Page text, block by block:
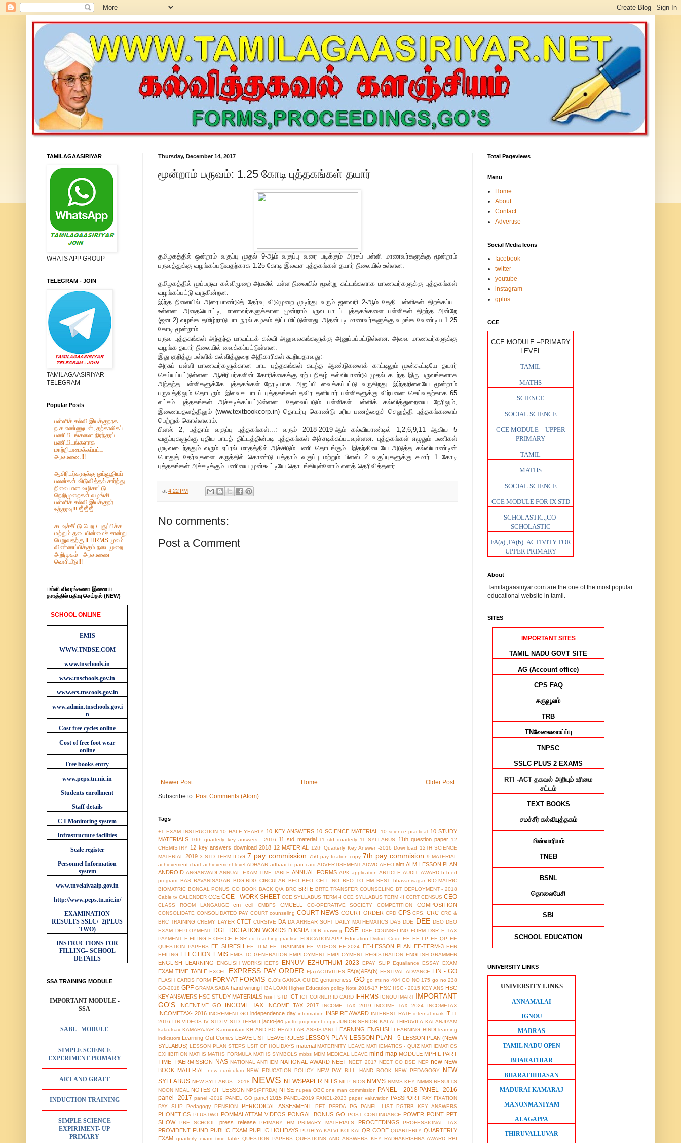
Thursday, December 14, 2017
மூன்றாம் பருவம்: 1.25 கோடி புத்தகங்கள் தயார்
தமிழகத்தில் ஒன்றாம் வகுப்பு முதல் 9-ஆம் வகுப்பு வரை படிக்கும் அரசுப் பள்ளி மாணவர்களுக்கு மூன்றாம்
பருவத்துக்கு வழங்கப்படுவதற்காக 1.25 கோடி இலவச புத்தகங்கள் தயார் நிலையில் உள்ளன.
தமிழகத்தில் முப்பருவ கல்விமுறை அமலில் உள்ள நிலையில் மூன்று கட்டங்களாக மாணவர்களுக்கு புத்தகங்கள்
வழங்கப்பட்டு வருகின்றன.
இந்த நிலையில் அரையாண்டுத் தேர்வு விடுமுறை முடிந்து வரும் ஜனவரி 2-ஆம் தேதி பள்ளிகள் திறக்கப்பட
உள்ளன. அதையொட்டி, மாணவர்களுக்கான மூன்றாம் பருவ பாடப் புத்தகங்களை பள்ளிகள் திறந்த அன்றே
(ஜன.2) வழங்க தமிழ்நாடு பாடநூல் கழகம் திட்டமிட்டுள்ளது. அதன்படி மாணவர்களுக்கு வழங்க வேண்டிய 1.25
கோடி மூன்றாம்
பருவ புத்தகங்கள் அந்தந்த மாவட்டக் கல்வி அலுவலகங்களுக்கு அனுப்பப்பட்டுள்ளன. அவை மாணவர்களுக்கு
வழங்க தயார் நிலையில் வைக்கப்பட்டுள்ளன.
இது குறித்து பள்ளிக் கல்வித்துறை அதிகாரிகள் கூறியதாவது:-
அரசுப் பள்ளி மாணவர்களுக்கான பாட புத்தகங்கள் கடந்த ஆண்டுகளைக் காட்டிலும் முன்கூட்டியே தயார்
செய்யப்பட்டுள்ளன. ஆசிரியர்களின் கோரிக்கைக்கு ஏற்ப நிகழ் கல்வியாண்டு முதல் கடந்த இரு பருவங்களாக
அந்தந்த பள்ளிகளுக்கே புத்தகங்கள் நேரடியாக அனுப்பி வைக்கப்பட்டு வருகிறது. இந்தநிலையே மூன்றாம்
பருவத்திலும் தொடரும். இலவச பாடப் புத்தகங்கள் தவிர தனியார் பள்ளிகளுக்கு விற்பனை செய்வதற்காக 65
லட்சம் புத்தகங்கள் அச்சடிக்கப்பட்டுள்ளன. தேவைப்படும் பள்ளிகள் பள்ளிக் கல்வித்துறையை நேரிலும்,
இணையதளத்திலும் (www.textbookcorp.in) தொடர்பு கொண்டு உரிய பணத்தைச் செலுத்தி புத்தகங்களைப்
பெற்றுக் கொள்ளலாம்.
பிளஸ் 2, பத்தாம் வகுப்பு புத்தகங்கள்...: வரும் 2018-2019-ஆம் கல்வியாண்டில் 1,2,6,9,11 ஆகிய 5
வகுப்புகளுக்கு புதிய பாடத் திட்டத்தின்படி புத்தகங்கள் அச்சடிக்கப்படவுள்ளன. புத்தகங்கள் எழுதும் பணிகள்
முடிவடைந்ததும் வரும் ஏப்ரல் மாதத்தில் அச்சிடும் பணி தொடங்கும். இதற்கிடையே அடுத்த கல்வியாண்டின்
பொதுத் தேர்வுகளை கருத்தில் கொண்டு பத்தாம் வகுப்பு மற்றும் பிளஸ் 2 வகுப்புகளுக்கு சுமார் 1 கோடி
புத்தகங்கள் அச்சடிக்கும் பணியை முன்கூட்டியே தொடங்கியுள்ளோம் எனத் தெரிவித்தனர்.
at 4:22 PM
No comments:
Post a Comment
Newer Post Older Post
Home
Subscribe to: Post Comments (Atom)
Tags
+1 EXAM INSTRUCTION 10 HALF YEARLY 10 KEY ANSWERS 10 SCIENCE MATERIAL 10 science practical 10 STUDY
MATERIALS 10th quarterly key answers - 2016 11 std material 11 std quarterly 11 SYLLABUS 11th question paper 12
CHEMISTRY 12 key answers download 2018 12 MATERIAL 12th Quarterly Key Answer -2016 Download
12TH SCIENCE
MATERIAL
2019 3 STD TERM II 5G 7 pay commission 750 pay fixation copy 7th pay commision 9 MATERIAL
achievement chart achievement level ADHAAR adhaar to pan card ADVERTISEMENT ADWD AEEO alm ALM LESSON PLAN
ANDROID ANGANWADI ANNUAL EXAM TIME TABLE ANNUAL FORMS APK application ARTICLE AUDIT AWARD b b.ed
program BAS BAVANISAGAR BDG-RDG CIRCULAR BEO BEO CELL NO BEO TO HM BEST bhavanisagar BIO-MATRIC
BIOMATRIC BONGAL PONUS GO BOOK BACK Q/A BRC BRTE BRTE TRANSFER COUNSELING BT DEPLOYMENT - 2018
Cable tv CALENDER CCE CCE - WORK SHEET CCE SYLLABUS TERM -I CCE SYLLABUS TERM -II CCRT CENSUS CEO
CLASS ROOM LANGAUGE cm cell CMBFS CMCELL CO-OPERATIVE SOCIETY COMPETITION COMPOSITION
CONSOLIDATE CONSOLIDATED PAY COURT counseling COURT NEWS COURT ORDER CPD CPS CPS. CRC CRC &
BRC TRAINING CREMY LAYER CTET CURSIVE DA DA ARREAR SOFT DAILY MATHEMATICS DAS DDE DEE DEO DEO
EXAM DEPLOYMENT DGE DICTATION WORDS DIKSHA DLR drawing DSE DSE COUNSELING FORM DSR E TAX
PAYMENT E-FILING E-OFFICE E-SR ed teaching practise EDUCATION APP Education District Code EE EE LP EE QP EE
QUESTION PAPERS
EE SURESH EE TLM EE TRAINING EE VIDEOS EE-2024 EE-LESSON PLAN EE-TERM-3 EER
EFILING
ELECTION EMIS EMIS TC GENERATION EMPLOYMENT EMPLOYMENT REGISTRATION ENGLISH GRAMMER
ENGLISH LEARNING ENGLISH WORKSHEETS ENNUM EZHUTHUM 2023 EPAY SLIP Equallance ESSAY EXAM
EXAM TIME TABLE EXCEL EXPRESS PAY ORDER F(a) ACTIVITIES FA(a)&FA(b) FESTIVAL ADVANCE FIN - GO
FLASH CARDS FORM FORMAT FORMS G.O's GANGA GUIDE genuineness GO go ms no 404 GO NO 175 go no 238
GO-2018 GPF GRAMA SABA hand writing HBA LOAN Higher Education policy Note 2016-17 HSC HSC - 2015 KEY ANS HSC
KEY ANSWERS HSC STUDY MATERIALS hse I STD ICT ICT CORNER ID CARD IFHRMS IGNOU IMART IMPORTANT
GO'S
INCENTIVE GO INCOME TAX INCOME TAX 2017 INCOME TAX 2019 INCOME TAX 2024 INCOMETAX
INCOMETAX- 2016 INCREMENT GO independence day information INSPIRE AWARD INTEREST RATE internal mark IT IT
2016 ITR VIDEOS IV STD IV STD TERM II jacto-jeo jactto judjement copy JUNIOR SENIOR KALAI THIRUVILA KALANJIYAM
kalautsav KAMARAJAR Karuvoolam KH AND BC HEAD LAB ASSISTANT LEARNING ENGLISH LEARNING HINDI learning
indicators Learning Out Comes LEAVE LIST LEAVE RULES LESSON PLAN LESSON PLAN - 5 LESSON PLAN (NEW
SYLLABUS) LESSON PLAN STEPS LSIT OF HOLIDAYS material MATERNITY LEAVE MATHEMATICS - QUIZ MATHEMATICS
EXHIBITION MATHS MATHS FORMULA MATHS SYMBOLS mbbs MDM MEDICAL LEAVE mind map MODULE MPHIL-PART
TIME -PAERMISSION
NAS NATIONAL ANTHEM NATIONAL AWARD NEET NEET 2017 NEET GO DSE NEP new NEW
BOOK MATERIAL
new curriculum NEW EDUCATION POLICY NEW PAY BILL HAND BOOK NEW PEDAGOGY
NEW
SYLLABUS NEW SYLLABUS - 2018 NEWS NEWSPAPER NHIS NILP NIOS NMMS NMMS KEY NMMS RESULTS
NOON MEAL
NOTES OF LESSON NPS(PFRDA) NTSE nupea OBC one man commission PANEL - 2018 PANEL -2016
panel -2017 panel -2019 PANEL GO panel-2015 PANEL-2019 PANEL-2023 paper valuvation PASSPORT PAY FIXATION
PAY SLIP
Pedagogy PENSION PERIODICAL ASSESMENT PET PFRDA PG PANEL LIST PGTRB KEY ANSWERS
PHONETICS PLUSTWO POMMALATTAM VIDEOS PONGAL BONUS GO POST CONTINUANCE POWER POINT PPT
SHOW
PRE SCHOOL press release PRIMARY HM PRIMARY MATERIALS PROCEEDINGS PROFESSIONAL TAX
PROVIDENT FUND PUBLIC EXAM PUPLIC HOLIDAYS PUTHIYA KALVI KOLKAI QR CODE QUARTERLY QUARTERLY
EXAM quarterly exam time table QUESTION PAPERS QUESTIONS AND ANSWERS KEY RADHAKRISHNA AWARD RBI
TAMILAGAASIRIYAR
WHATS APP GROUP
TELEGRAM - JOIN
TAMILAGAASIRIYAR -
TELEGRAM
Popular Posts
பள்ளிக் கல்வி இயக்குநரக
ந.க.எண்ணுடன், தற்காலிகப்
பணியிடங்களை நிரந்தரப்
பணியிடங்களாக
மாற்றியமைக்கப்பட்ட
அரசாணை!!!
ஆசிரியர்களுக்கு ஓய்வூதியப்
பலன்கள் விடுவித்தல் சார்ந்து
நிலையான வழிகாட்டு
நெறிமுறைகள் வழங்கி
பள்ளிக் கல்வி இயக்குநர்
உத்தரவு!!! ☝️☝️☝️
கடவுச்சீட்டு பெற / புதுப்பிக்க
மற்றும் தடையின்மைச் சான்று
பெறுவதற்கு IFHRMS மூலம்
விண்ணப்பிக்கும் நடைமுறை
அறிமுகம் - அரசாணை
வெளியீடு!!!
பள்ளி விவரங்களை இணைய
தளத்தில் பதிவு செய்தல் (NEW)
SCHOOL ONLINE
EMIS
WWW.TNDSE.COM
www.tnschools.in
www.tnschools.gov.in
www.ecs.tnscools.gov.in
www.admin.tnschools.gov.i
n
Cost free cycles online
Cost of free foot wear
online
Free books entry
www.peps.tn.nic.in
Students enrollment
Staff details
C I Monitoring system
Infrastructure facilities
Scale register
Personnel Information
system
www.tnvelaivaaip.gov.in
http://www.peps.tn.nic.in/
EXAMINATION
RESULTS SSLC/+2(PLUS
TWO)
INSTRUCTIONS FOR
FILLING– SCHOOL
DETAILS
SSA TRAINING MODULE
IMPORTANT MODULE -
SSA
SABL - MODULE
SIMPLE SCIENCE
EXPERIMENT-PRIMARY
ART AND GRAFT
INDUCTION TRAINING
SIMPLE SCIENCE
EXPIRIMENT- UP
PRIMARY
Total Pageviews
Menu
Home
About
Contact
Advertise
Social Media Icons
facebook
twitter
youtube
instagram
gplus
CCE
CCE MODULE –PRIMARY
LEVEL
TAMIL
MATHS
SCIENCE
SOCIAL SCIENCE
CCE MODULE – UPPER
PRIMARY
TAMIL
MATHS
SOCIAL SCIENCE
CCE MODULE FOR IX STD
SCHOLASTIC.,CO-
SCHOLASTIC
FA(a).,FA(b)..ACTIVITY FOR
UPPER PRIMARY
About
Tamilagaasiriyar.com are the one of the most popular
educational website in tamil.
SITES
IMPORTANT SITES
TAMIL NADU GOVT SITE
AG (Account office)
CPS FAQ
கருவூலம்
TRB
TNவேலைவாய்ப்பு
TNPSC
SSLC PLUS 2 EXAMS
RTI -ACT தகவல் அறியும் உரிமை
சட்டம்
TEXT BOOKS
சமச்சீர் கல்விபுத்தகம்
மின்வாரியம்
TNEB
BSNL
தொலைபேசி
SBI
SCHOOL EDUCATION
UNIVERSITY LINKS
UNIVERSITY LINKS
ANNAMALAI
IGNOU
MADRAS
TAMIL NADU OPEN
BHARATHIAR
BHARATHIDASAN
MADURAI KAMARAJ
MANONMANIYAM
ALAGAPPA
THIRUVALLUVAR